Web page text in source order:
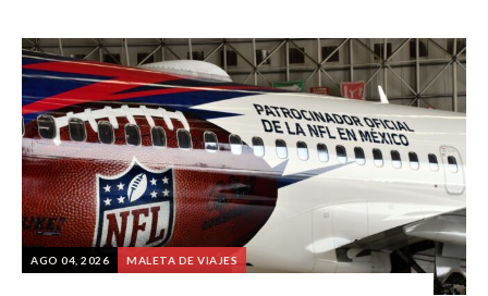
AGO 04, 2026 MALETA DE VIAJES